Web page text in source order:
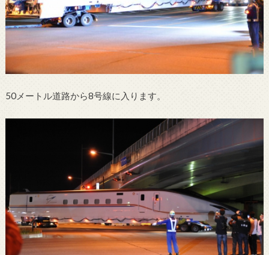
50メートル道路から8号線に入ります。